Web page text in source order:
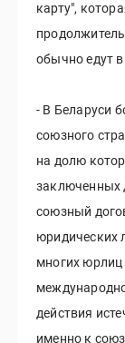
карту",
обычно едут
- В Беларуси
союзного
на долю
заключенных
союзный
юридических
многих
действия
именно к